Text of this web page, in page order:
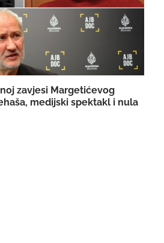
zavjesi Margetićevog
medijski spektakl i nula